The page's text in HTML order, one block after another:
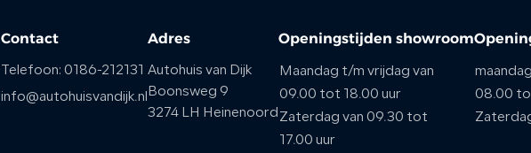
Contact
Telefoon: 0186-212131
info@autohuisvandijk.nl
Adres
Autohuis van Dijk
Boonsweg 9
3274 LH Heinenoord
Openingstijden showroom
Maandag t/m vrijdag van
09.00 tot 18.00 uur
Zaterdag van 09.30 tot
17.00 uur
08.00